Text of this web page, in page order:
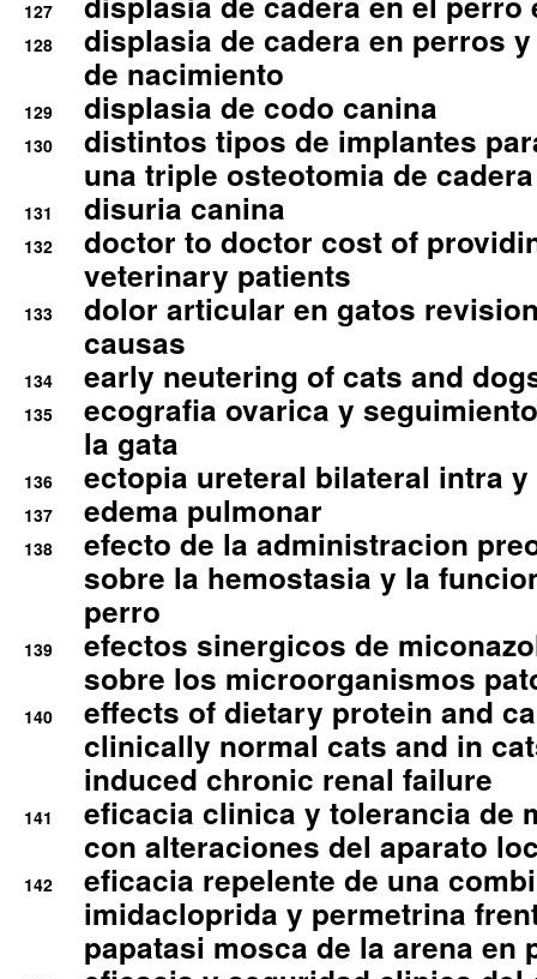
127
128
displasia de cadera en perros
de nacimiento
129 displasia de codo canina
130
distintos tipos de implantes
una triple osteotomia de cadera
131 disuria canina
132
doctor to doctor cost of
veterinary patients
133
dolor articular en gatos
causas
134 early neutering of cats and
135
ecografia ovarica y
la gata
136 ectopia ureteral bilateral intra
137 edema pulmonar
138
efecto de la administracion
sobre la hemostasia y la
perro
139
efectos sinergicos de
sobre los microorganismos
140
effects of dietary protein and
clinically normal cats and in
induced chronic renal failure
141
eficacia clinica y tolerancia de
con alteraciones del aparato
142
eficacia repelente de una
imidacloprida y permetrina
papatasi mosca de la arena en